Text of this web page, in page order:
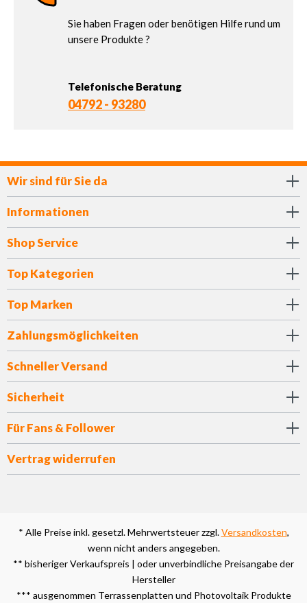
Sie haben Fragen oder benötigen Hilfe rund um
unsere Produkte ?
Telefonische Beratung
04792 - 93280
Wir sind für Sie da
Informationen
Shop Service
Top Kategorien
Top Marken
Zahlungsmöglichkeiten
Schneller Versand
Sicherheit
Für Fans & Follower
Vertrag widerrufen
* Alle Preise inkl. gesetzl. Mehrwertsteuer zzgl.Versandkosten,
wenn nicht anders angegeben.
** bisheriger Verkaufspreis | oder unverbindliche Preisangabe der
Hersteller
*** ausgenommen Terrassenplatten und Photovoltaik Produkte